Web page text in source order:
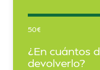
50€
¿En cuántos
devolverlo?